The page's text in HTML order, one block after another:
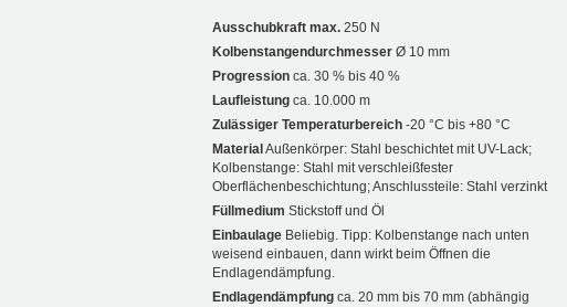
Ausschubkraft max. 250 N
Kolbenstangendurchmesser Ø 10 mm
Progression ca. 30 % bis 40 %
Laufleistung ca. 10.000 m
Zulässiger Temperaturbereich -20 °C bis +80 °C
Material Außenkörper: Stahl beschichtet mit UV-Lack;
Kolbenstange: Stahl mit verschleißfester
Oberflächenbeschichtung; Anschlussteile: Stahl verzinkt
Füllmedium Stickstoff und Öl
Einbaulage Beliebig. Tipp: Kolbenstange nach unten
weisend einbauen, dann wirkt beim Öffnen die
Endlagendämpfung.
Endlagendämpfung ca. 20 mm bis 70 mm (abhängig